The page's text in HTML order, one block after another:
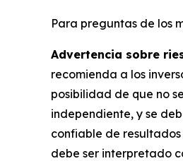
Para preguntas de los
Advertencia sobre
recomienda a los
posibilidad de que no
independiente, y se
confiable de
debe ser interpretado